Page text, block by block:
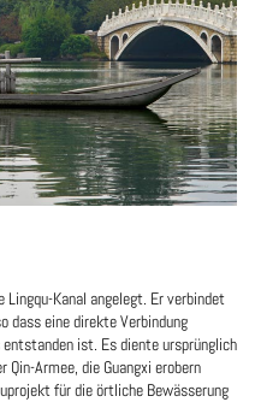
Kanal angelegt. Er verbindet
dass eine direkte Verbindung
ist. Es diente ursprünglich
Armee, die Guangxi erobern
für die örtliche Bewässerung